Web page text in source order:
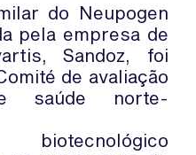
do Neupogen
pela empresa de
Sandoz, foi
de avaliação
saúde norte-
biotecnológico